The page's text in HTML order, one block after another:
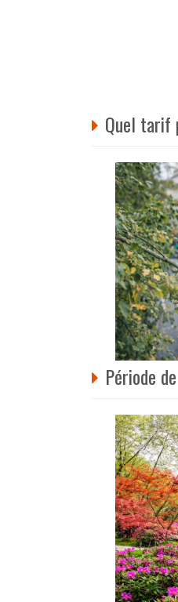
Quel tarif
Période